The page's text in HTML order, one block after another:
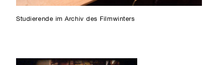
Studierende im Archiv des Filmwinters